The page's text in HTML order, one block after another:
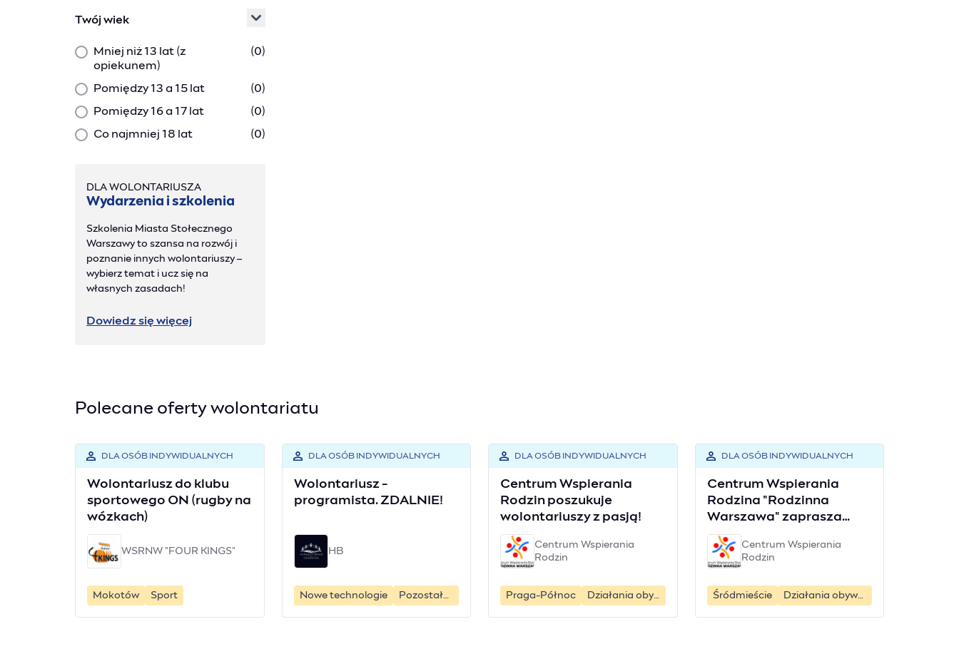
Twój wiek
Mniej niż 13 lat (z
opiekunem)
(0)
Pomiędzy 13 a 15 lat (0)
Pomiędzy 16 a 17 lat
(0)
Co najmniej 18 lat
(0)
DLA WOLONTARIUSZA
Wydarzenia i szkolenia
Szkolenia Miasta Stołecznego
Warszawy to szansa na rozwój i
poznanie innych wolontariuszy –
wybierz temat i ucz się na
własnych zasadach!
Dowiedz się więcej
Polecane oferty wolontariatu
DLA OSÓB INDYWIDUALNYCH
Wolontariusz do klubu
sportowego ON (rugby na
wózkach)
WSRNW "FOUR KINGS"
Mokotów Sport
DLA OSÓB INDYWIDUALNYCH
Wolontariusz -
programista. ZDALNIE!
HB
Nowe technologie Pozostałe działania
DLA OSÓB INDYWIDUALNYCH
Centrum Wspierania
Rodzin poszukuje
wolontariuszy z pasją!
Centrum Wspierania
Rodzin
Praga-Północ Działania obywatelskie
DLA OSÓB INDYWIDUALNYCH
Centrum Wspierania
Rodzina "Rodzinna
Warszawa" zaprasza
studentów i absolwentów
na wolontariat
Centrum Wspierania
Rodzin
Śródmieście Działania obywatelskie